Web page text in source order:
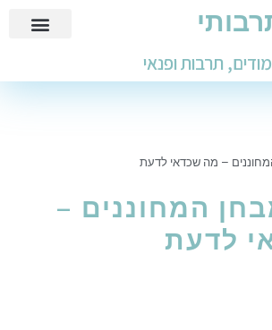
תרבות ופנאי
– מה שכדאי לדעת
המחוננים –
לדעת